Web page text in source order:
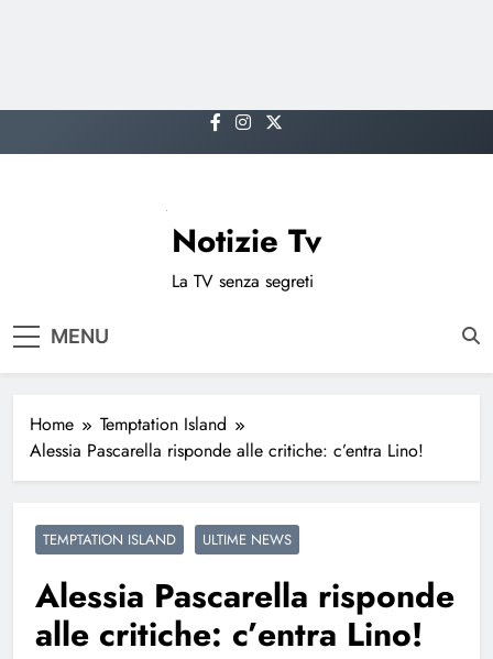
to
Notizie Tv
La TV senza segreti
MENU
Home
Temptation Island
Alessia Pascarella risponde alle critiche: c’entra Lino!
TEMPTATION ISLAND ULTIME NEWS
Alessia Pascarella risponde
alle critiche: c’entra Lino!